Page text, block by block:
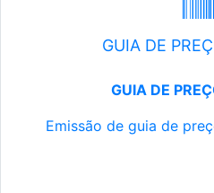
GUIA DE
GUIA DE
Emissão de guia de